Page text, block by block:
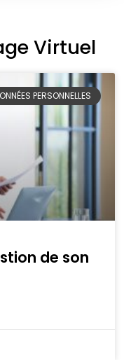
Virtuel
PERSONNELLES
de son